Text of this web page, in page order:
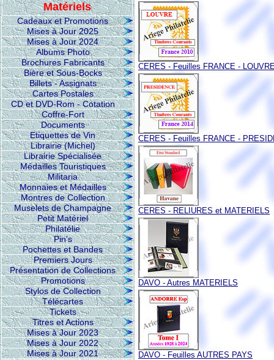
Matériels
Cadeaux et Promotions
Mises à Jour 2025
Mises à Jour 2024
Albums Photo
Brochures Fabricants
Bière et Sous-Bocks
Billets - Assignats
Cartes Postales
CD et DVD-Rom - Cotation
Coffre-Fort
Documents
Etiquettes de Vin
Librairie (Michel)
Librairie Spécialisée
Médailles Touristiques
Militaria
Monnaies et Médailles
Montres de Collection
Muselets de Champagne
Petit Matériel
Philatélie
Pin's
Pochettes et Bandes
Premiers Jours
Présentation de Collections
Promotions
Stylos de Collection
Télécartes
Tickets
Titres et Actions
Mises à Jour 2023
Mises à Jour 2022
Mises à Jour 2021
CERES - Feuilles FRANCE -
CERES - Feuilles FRANCE -
CERES - RELIURES et MATERIELS
DAVO - Autres MATERIELS
DAVO - Feuilles AUTRES PAYS